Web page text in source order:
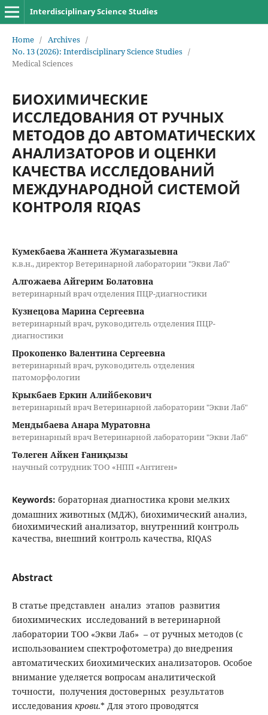
Interdisciplinary Science Studies
Home / Archives /
No. 13 (2026): Interdisciplinary Science Studies /
Medical Sciences
БИОХИМИЧЕСКИЕ
ИССЛЕДОВАНИЯ ОТ РУЧНЫХ
МЕТОДОВ ДО АВТОМАТИЧЕСКИХ
АНАЛИЗАТОРОВ И ОЦЕНКИ
КАЧЕСТВА ИССЛЕДОВАНИЙ
МЕЖДУНАРОДНОЙ СИСТЕМОЙ
КОНТРОЛЯ RIQAS
Кумекбаева Жаннета Жумагазыевна
к.в.н., директор Ветеринарной лаборатории "Экви Лаб"
Алгожаева Айгерим Болатовна
ветеринарный врач отделения ПЦР-диагностики
Кузнецова Марина Сергеевна
ветеринарный врач, руководитель отделения ПЦР-
диагностики
Прокопенко Валентина Сергеевна
ветеринарный врач, руководитель отделения
патоморфологии
Крыкбаев Еркин Алийбекович
ветеринарный врач Ветеринарной лаборатории "Экви Лаб"
Мендыбаева Анара Муратовна
ветеринарный врач Ветеринарной лаборатории "Экви Лаб"
Төлеген Айкен Ғаниқызы
научный сотрудник ТОО «НПП «Антиген»
Keywords: бораторная диагностика крови мелких
домашних животных (МДЖ), биохимический анализ,
биохимический анализатор, внутренний контроль
качества, внешний контроль качества, RIQAS
Abstract
В статье представлен анализ этапов развития
биохимических исследований в ветеринарной
лаборатории ТОО «Экви Лаб» – от ручных методов (с
использованием спектрофотометра) до внедрения
автоматических биохимических анализаторов. Особое
внимание уделяется вопросам аналитической
точности, получения достоверных результатов
исследования крови.* Для этого проводятся